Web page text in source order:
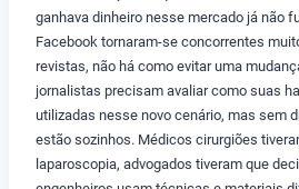
ganhava dinheiro nesse mercado já não
Facebook tornaram-se concorrentes
revistas, não há como evitar uma
jornalistas precisam avaliar como suas
utilizadas nesse novo cenário, mas sem
estão sozinhos. Médicos cirurgiões
laparoscopia, advogados tiveram que